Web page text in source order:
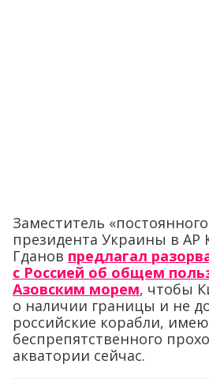
Заместитель
президента Украины в АР
Гданов предлагал
с Россией об общем
Азовским морем, чтобы
о наличии границы и не
российские корабли,
беспрепятственного
акватории сейчас.